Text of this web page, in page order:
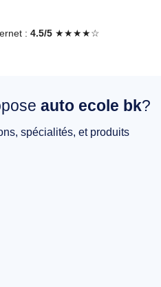
: 4.5/5 ★★★★☆
auto ecole bk?
spécialités, et produits